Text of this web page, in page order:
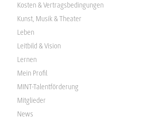
Kosten & Vertragsbedingungen
Kunst, Musik & Theater
Leben
Leitbild & Vision
Lernen
Mein Profil
MINT-Talentförderung
Mitglieder
News